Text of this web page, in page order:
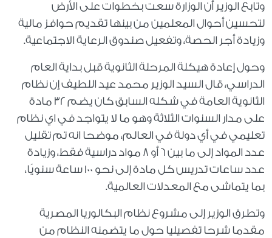
وتابع الوزير أن الوزارة سعت بخطوات على الأرض
لتحسين أحوال المعلمين من بينها تقديم حوافز مالية
وزيادة أجر الحصة، وتفعيل صندوق الرعاية الاجتماعية.
وحول إعادة هيكلة المرحلة الثانوية قبل بداية العام
الدراسي، قال السيد الوزير محمد عيد اللطيف إن نظام
الثانوية العامة في شكله السابق كان يضم ٣٢ مادة
على مدار السنوات الثلاثة وهو ما لا يتواجد في اي نظام
تعليمي في أي دولة في العالم، موضحا انه تم تقليل
عدد المواد إلى ما بين 6 أو 8 مواد دراسية فقط، وزيادة
عدد ساعات تدريس كل مادة إلى نحو 100 ساعة سنويًا،
بما يتماشى مع المعدلات العالمية.
وتطرق الوزير إلى مشروع نظام البكالوريا المصرية
مقدما شرحا تفصيليا حول ما يتضمنه النظام من